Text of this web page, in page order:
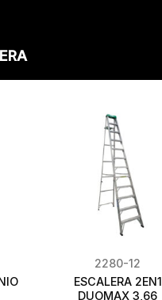
2280-12
ESCALERA 2EN1
DUOMAX 3,66